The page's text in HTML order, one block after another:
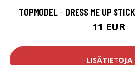
TOPMODEL - DRESS ME UP
11 EUR
LISÄTIETOJA